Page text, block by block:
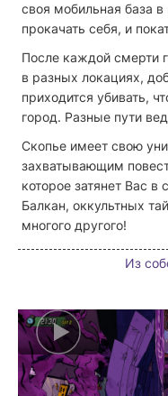
своя мобильная база
прокачать себя, и
После каждой смерти
в разных локациях,
приходится убивать,
город. Разные пути
Скопье имеет свою
захватывающим
которое затянет Вас в
Балкан, оккультных
многого другого!
Из